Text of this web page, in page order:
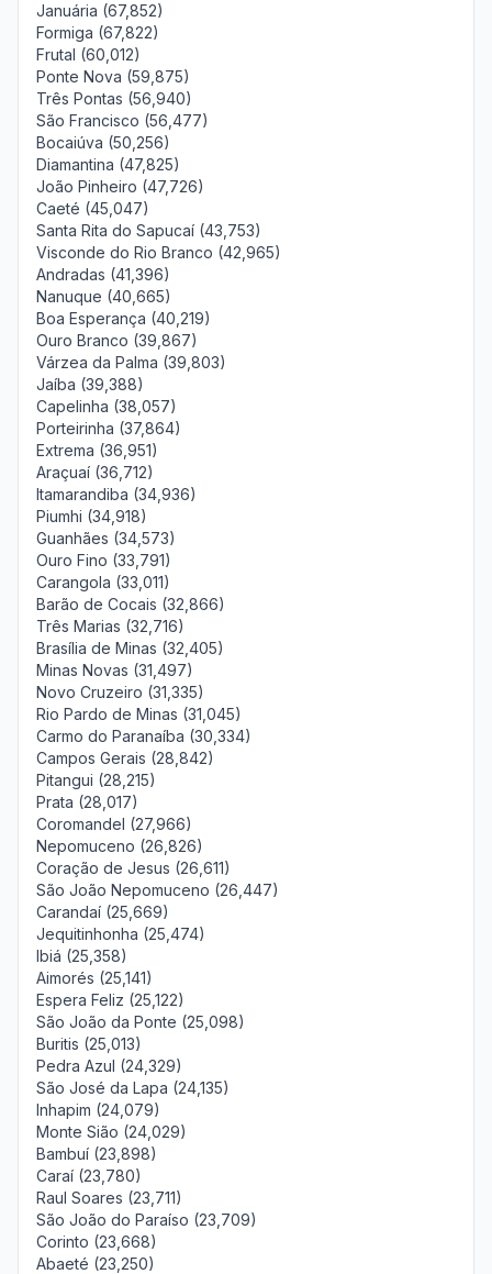
Januária (67,852)
Formiga (67,822)
Frutal (60,012)
Ponte Nova (59,875)
Três Pontas (56,940)
São Francisco (56,477)
Bocaiúva (50,256)
Diamantina (47,825)
João Pinheiro (47,726)
Caeté (45,047)
Santa Rita do Sapucaí (43,753)
Visconde do Rio Branco (42,965)
Andradas (41,396)
Nanuque (40,665)
Boa Esperança (40,219)
Ouro Branco (39,867)
Várzea da Palma (39,803)
Jaíba (39,388)
Capelinha (38,057)
Porteirinha (37,864)
Extrema (36,951)
Araçuaí (36,712)
Itamarandiba (34,936)
Piumhi (34,918)
Guanhães (34,573)
Ouro Fino (33,791)
Carangola (33,011)
Barão de Cocais (32,866)
Três Marias (32,716)
Brasília de Minas (32,405)
Minas Novas (31,497)
Novo Cruzeiro (31,335)
Rio Pardo de Minas (31,045)
Carmo do Paranaíba (30,334)
Campos Gerais (28,842)
Pitangui (28,215)
Prata (28,017)
Coromandel (27,966)
Nepomuceno (26,826)
Coração de Jesus (26,611)
São João Nepomuceno (26,447)
Carandaí (25,669)
Jequitinhonha (25,474)
Ibiá (25,358)
Aimorés (25,141)
Espera Feliz (25,122)
São João da Ponte (25,098)
Buritis (25,013)
Pedra Azul (24,329)
São José da Lapa (24,135)
Inhapim (24,079)
Monte Sião (24,029)
Bambuí (23,898)
Caraí (23,780)
Raul Soares (23,711)
São João do Paraíso (23,709)
Corinto (23,668)
Abaeté (23,250)